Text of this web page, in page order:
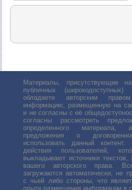
Материалы, присутствующие
публичных
обладаете авторским
информацию, размещенную на
и не согласны с её
согласны рассмотреть
определенного
предложения о
использовать данный
действия пользователей,
выкладывают источники
вашего авторского права.
загружаются автоматически, не
с чьей либо стороны, что
опыте размещения информации в